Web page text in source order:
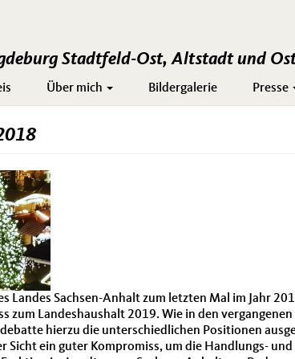
Stadtfeld-Ost, Altstadt und
Über mich Bildergalerie Presse
Sachsen-Anhalt zum letzten Mal im Jahr
zum Landeshaushalt 2019. Wie in den
hierzu die unterschiedlichen Positionen
Sicht ein guter Kompromiss, um die Handlungs-